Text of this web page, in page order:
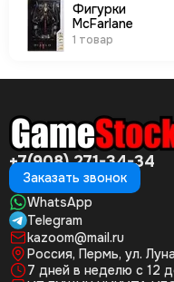
Фигурки
McFarlane
1 товар
+7(908) 271-34-34
Заказать звонок
WhatsApp
Telegram
kazoom@mail.ru
Россия, Пермь, ул.
7 дней в неделю с 12